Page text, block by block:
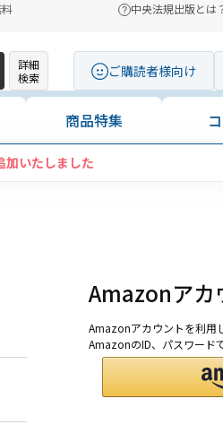
中央法規出版とは
詳細
検索
ご購読者様向け
商品特集
加いたしました
Amazonアカ
Amazonアカウントを利用
AmazonのID、パスワード